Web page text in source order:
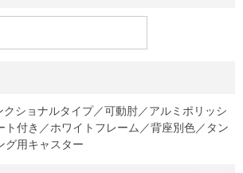
ショナルタイプ／可動肘／アルミポリッシ
ト付き／ホワイトフレーム／背座別色／タン
グ用キャスター